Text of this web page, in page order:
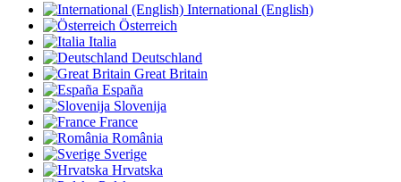
International (English)
Österreich
Italia
Deutschland
Great Britain
España
Slovenija
France
România
Sverige
Hrvatska